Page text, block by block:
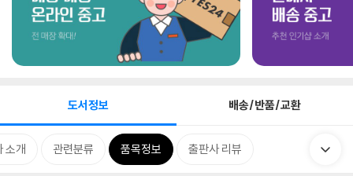
도서정보 배송/반품/교환
소개 관련분류 품목정보 출판사 리뷰